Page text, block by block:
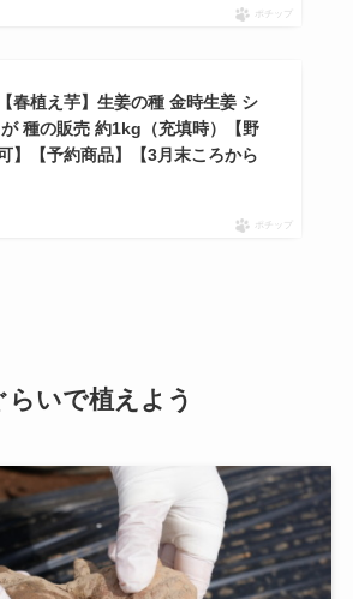
ポチップ
春植え芋】生姜の種 金時生姜 シ
種の販売 約1kg（充填時）【野
】【予約商品】【3月末ころから
ポチップ
いで植えよう